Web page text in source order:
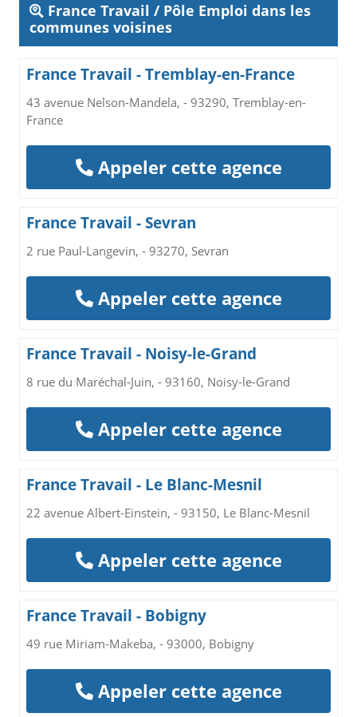
France Travail / Pôle Emploi dans les
communes voisines
France Travail - Tremblay-en-France
43 avenue Nelson-Mandela, - 93290, Tremblay-en-
France
Appeler cette agence
France Travail - Sevran
2 rue Paul-Langevin, - 93270, Sevran
Appeler cette agence
France Travail - Noisy-le-Grand
8 rue du Maréchal-Juin, - 93160, Noisy-le-Grand
Appeler cette agence
France Travail - Le Blanc-Mesnil
22 avenue Albert-Einstein, - 93150, Le Blanc-Mesnil
Appeler cette agence
France Travail - Bobigny
49 rue Miriam-Makeba, - 93000, Bobigny
Appeler cette agence